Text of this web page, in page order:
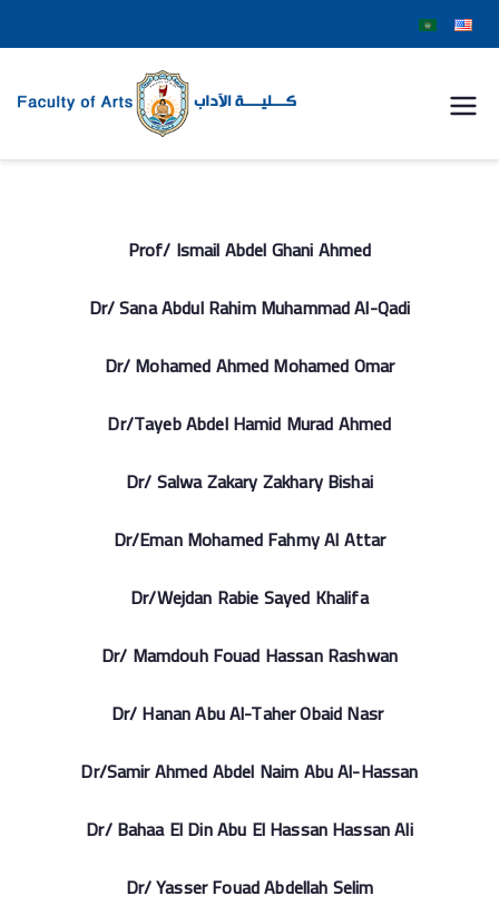
جامعة
سوهاج
Prof/ Ismail Abdel Ghani Ahmed
Dr/ Sana Abdul Rahim Muhammad Al-Qadi
Dr/ Mohamed Ahmed Mohamed Omar
Dr/Tayeb Abdel Hamid Murad Ahmed
Dr/ Salwa Zakary Zakhary Bishai
Dr/Eman Mohamed Fahmy Al Attar
Dr/Wejdan Rabie Sayed Khalifa
Dr/ Mamdouh Fouad Hassan Rashwan
Dr/ Hanan Abu Al-Taher Obaid Nasr
Dr/Samir Ahmed Abdel Naim Abu Al-Hassan
Dr/ Bahaa El Din Abu El Hassan Hassan Ali
Dr/ Yasser Fouad Abdellah Selim